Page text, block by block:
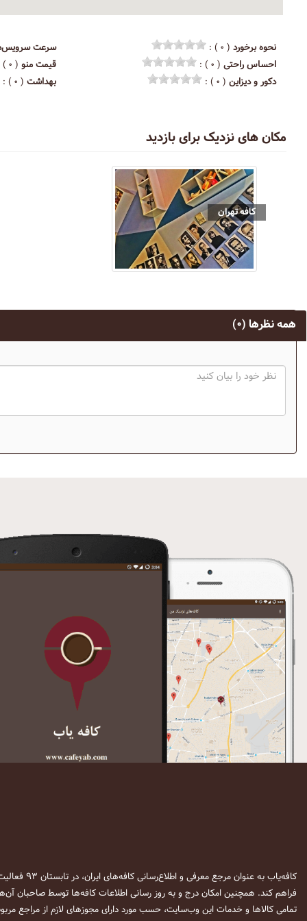
نحوه برخورد ( ۰ ) :
سرعت
احساس راحتی ( ۰ ) : قیمت منو ( ۰ ) :
دکور و دیزاین ( ۰ ) : بهداشت ( ۰ ) :
مکان های نزدیک برای بازدید
کافه تهران
همه نظرها (۰)
کافه‌یاب به عنوان مرجع معرفی و اطلاع‌رسانی کافه‌های ایران، در تابستان ۹۳ فعالیت خود را آغاز نمود. این وب‌سایت در نظر دارد تا با معرفی
فراهم کند. همچنین امکان درج و به روز رسانی اطلاعات کافه‌ها توسط صاحبان
تمامی کالاها و خدمات این وب‌سایت، حسب مورد دارای مجوزهای لازم از مراجع